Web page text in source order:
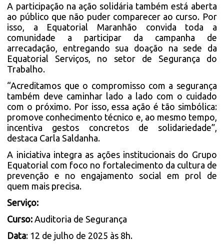
A participação na ação solidária também está aberta
ao público que não puder comparecer ao curso. Por
isso, a Equatorial Maranhão convida toda a
comunidade a participar da campanha de
arrecadação, entregando sua doação na sede da
Equatorial Serviços, no setor de Segurança do
Trabalho.
“Acreditamos que o compromisso com a segurança
também deve caminhar lado a lado com o cuidado
com o próximo. Por isso, essa ação é tão simbólica:
promove conhecimento técnico e, ao mesmo tempo,
incentiva gestos concretos de solidariedade”,
destaca Carla Saldanha.
A iniciativa integra as ações institucionais do Grupo
Equatorial com foco no fortalecimento da cultura de
prevenção e no engajamento social em prol de
quem mais precisa.
Serviço:
Curso: Auditoria de Segurança
Data: 12 de julho de 2025 às 8h.